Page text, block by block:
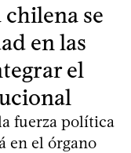
se
en las
el
fuerza política
en el órgano